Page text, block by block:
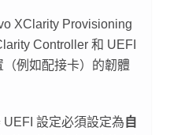
XClarity Provisioning
Controller 和 UEFI
例如配接卡）的韌體
設定必須設定為 自